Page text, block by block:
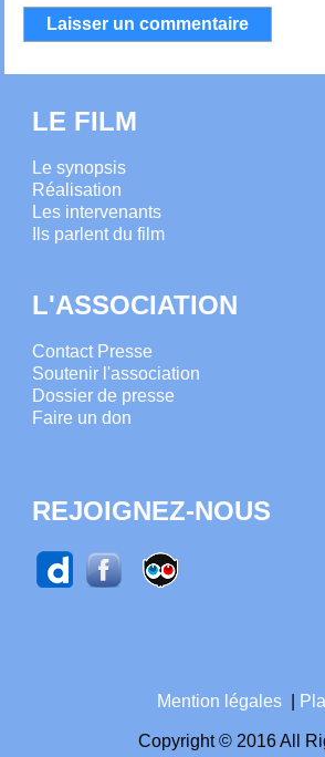
LE FILM
Le synopsis
Réalisation
Les intervenants
Ils parlent du film
L'ASSOCIATION
Contact Presse
Soutenir l'association
Dossier de presse
Faire un don
REJOIGNEZ-NOUS
Mention légales
Copyright © 2016 All